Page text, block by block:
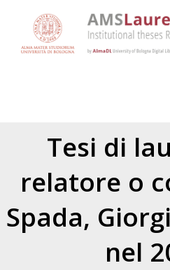
Tesi di
relatore o
Spada,
nel